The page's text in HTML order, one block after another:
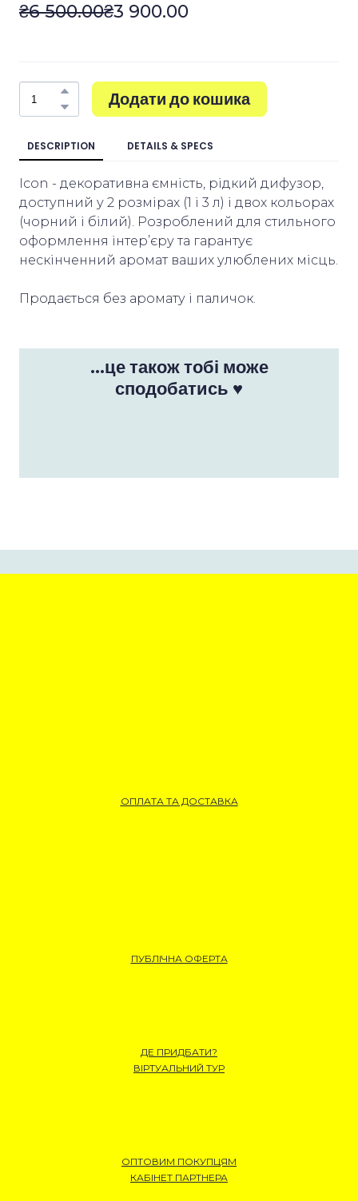
₴6 500.00₴3 900.00
Додати до кошика
DESCRIPTION DETAILS & SPECS
Icon - декоративна ємність, рідкий дифузор,
доступний у 2 розмірах (1 і 3 л) і двох кольорах
(чорний і білий). Розроблений для стильного
оформлення інтер’єру та гарантує
нескінченний аромат ваших улюблених місць.
Продається без аромату і паличок.
...це також тобі може
сподобатись ♥
ОПЛАТА ТА ДОСТАВКА
ПУБЛІЧНА ОФЕРТА
ДЕ ПРИДБАТИ?
ВІРТУАЛЬНИЙ ТУР
ОПТОВИМ ПОКУПЦЯМ
КАБІНЕТ ПАРТНЕРА